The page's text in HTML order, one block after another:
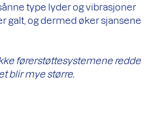
type lyder og vibrasjoner
galt, og dermed øker sjansene
førerstøttesystemene redde
blir mye større.